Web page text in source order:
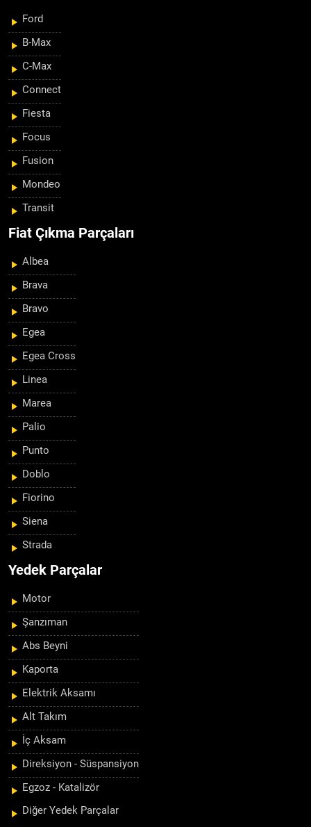
Ford
B-Max
C-Max
Connect
Fiesta
Focus
Fusion
Mondeo
Transit
Fiat Çıkma Parçaları
Albea
Brava
Bravo
Egea
Egea Cross
Linea
Marea
Palio
Punto
Doblo
Fiorino
Siena
Strada
Yedek Parçalar
Motor
Şanzıman
Abs Beyni
Kaporta
Elektrik Aksamı
Alt Takım
İç Aksam
Direksiyon - Süspansiyon
Egzoz - Katalizör
Diğer Yedek Parçalar